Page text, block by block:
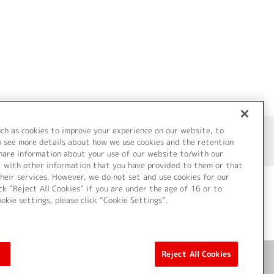
て Cookie Settings
as cookies to improve your experience on our website, to
see more details about how we use cookies and the retention
information about your use of our website to/with our
with other information that you have provided to them or that
services. However, we do not set and use cookies for our
“Reject All Cookies” if you are under the age of 16 or to
settings, please click “Cookie Settings”.
Reject All Cookies